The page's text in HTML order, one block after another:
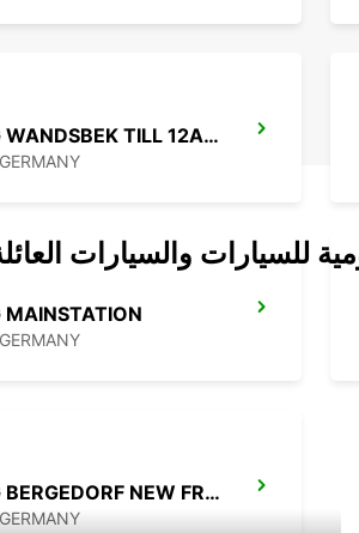
HAMBURG WANDSBEK TILL 12AM -IKC-
MAINSTATION
HAMBURG BERGEDORF NEW FROM 01 10 26
للسيارات والسيارات